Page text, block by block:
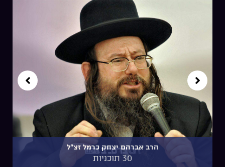
הרב אברהם יצחק כרמל זצ"ל
30 תוכניות